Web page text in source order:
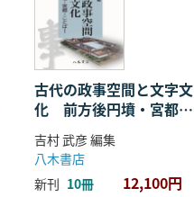
古代の政事空間と文字文
化 前方後円墳・宮都・
ことば
吉村 武彦 編集
八木書店
新刊 10冊 12,100円